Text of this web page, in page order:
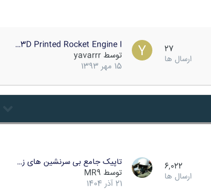
27
ارسال ها
3D Printed Rocket Engine I…
توسط yavarrr
15 مهر 1393
6,022
ارسال ها
تاپیک جامع بی سرنشین های ز…
توسط MR9
21 آذر 1404